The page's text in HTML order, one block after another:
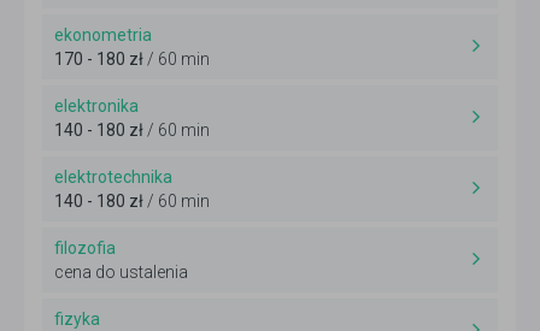
ekonometria
170 - 180 zł/ 60 min
elektronika
140 - 180 zł/ 60 min
elektrotechnika
140 - 180 zł/ 60 min
filozofia
cena do ustalenia
fizyka